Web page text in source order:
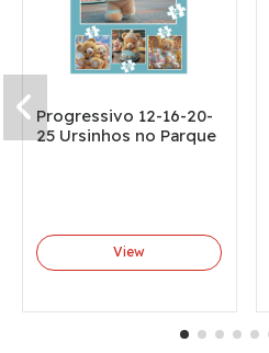
Progressivo 12-16-20-
25 Ursinhos no Parque
View